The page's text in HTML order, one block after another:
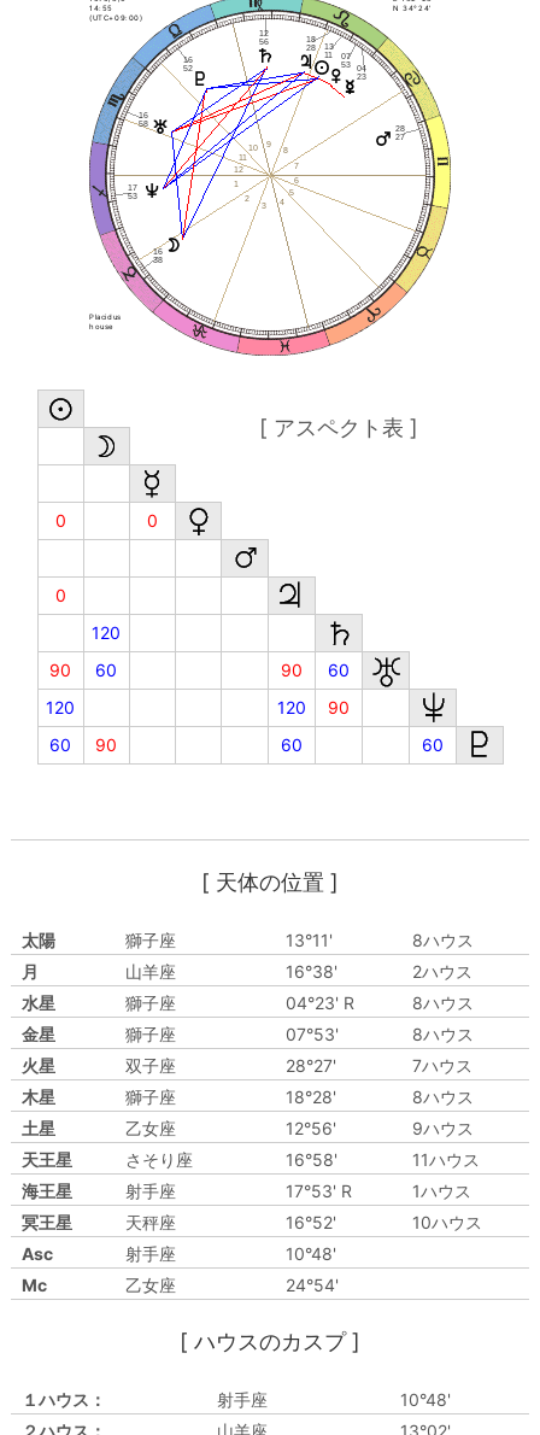
14:55
(UTC+09:00)
N 34°24'
Placidus
house
1
2
3
4
5
6
7
8
9
10
11
12
13
11
16
38
04
23
07
53
28
27
18
28
12
56
16
58
17
53
16
52
[ アスペクト表 ]
0 0
0
120
90
60 90
60
120
120
90
60
90 60 60
[ 天体の位置 ]
太陽 獅子座 13°11'
8ハウス
月
山羊座 16°38'
2ハウス
水星
獅子座 04°23' R
8ハウス
金星
獅子座 07°53'
8ハウス
火星
双子座 28°27'
7ハウス
木星
獅子座 18°28'
8ハウス
土星
乙女座 12°56'
9ハウス
天王星
さそり座 16°58'
11ハウス
海王星
射手座 17°53' R
1ハウス
冥王星
天秤座 16°52'
10ハウス
Asc
射手座
10°48'
Mc
乙女座 24°54'
[ ハウスのカスプ ]
１ハウス： 射手座
10°48'